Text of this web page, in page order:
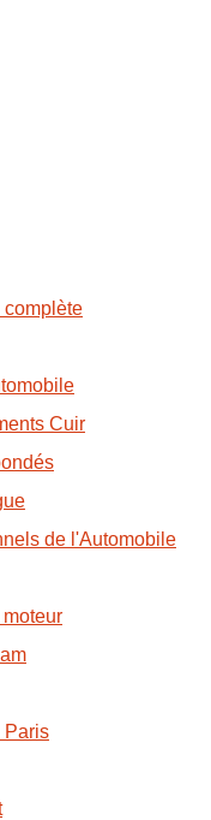
complète
Cuir
de l'Automobile
Paris